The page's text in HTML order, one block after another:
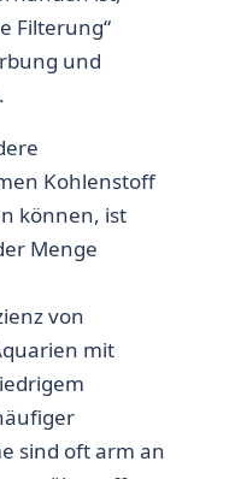
Filterung“
und
Kohlenstoff
können, ist
Menge
von
mit
sind oft arm an